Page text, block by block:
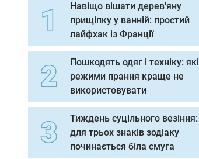
Навіщо вішати дерев'яну
прищіпку у ванній: простий
лайфхак із Франції
Пошкодять одяг і техніку: які
режими прання краще не
використовувати
Тиждень суцільного везіння:
для трьох знаків зодіаку
починається біла смуга